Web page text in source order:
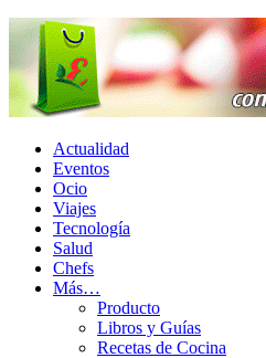
Actualidad
Eventos
Ocio
Viajes
Tecnología
Salud
Chefs
Más…
Producto
Libros y Guías
Recetas de Cocina